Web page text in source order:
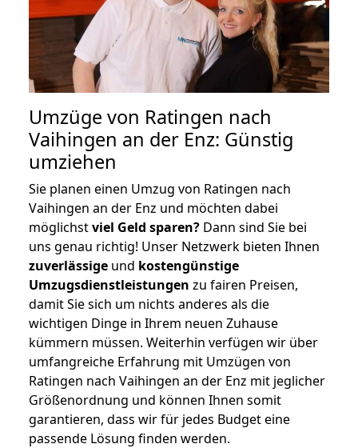
Umzüge von Ratingen nach
Vaihingen an der Enz: Günstig
umziehen
Sie planen einen Umzug von Ratingen nach
Vaihingen an der Enz und möchten dabei
möglichstviel Geld sparen? Dann sind Sie bei
uns genau richtig! Unser Netzwerk bieten Ihnen
zuverlässige und kostengünstige
Umzugsdienstleistungen zu fairen Preisen,
damit Sie sich um nichts anderes als die
wichtigen Dinge in Ihrem neuen Zuhause
kümmern müssen. Weiterhin verfügen wir über
umfangreiche Erfahrung mit Umzügen von
Ratingen nach Vaihingen an der Enz mit jeglicher
Größenordnung und können Ihnen somit
garantieren, dass wir für jedes Budget eine
passende Lösung finden werden.